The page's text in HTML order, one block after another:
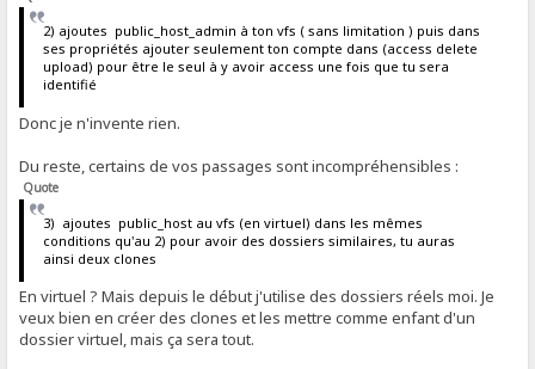
2) ajoutes public_host_admin à ton vfs ( sans limitation ) puis dans
ses propriétés ajouter seulement ton compte dans (access delete
upload) pour être le seul à y avoir access une fois que tu sera
identifié
Donc je n'invente rien.
Du reste, certains de vos passages sont incompréhensibles :
Quote
3) ajoutes public_host au vfs (en virtuel) dans les mêmes
conditions qu'au 2) pour avoir des dossiers similaires, tu auras
ainsi deux clones
En virtuel ? Mais depuis le début j'utilise des dossiers réels moi. Je
veux bien en créer des clones et les mettre comme enfant d'un
dossier virtuel, mais ça sera tout.